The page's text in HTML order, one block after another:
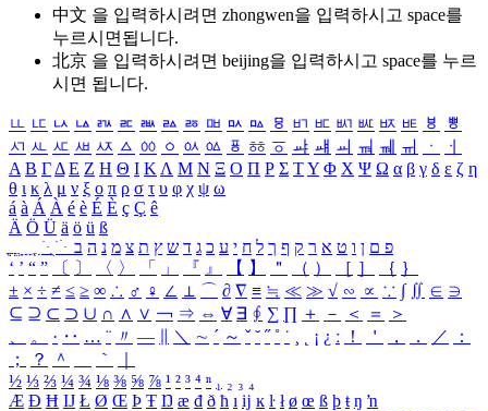
中文 을 입력하시려면 zhongwen을 입력하시고 space를
누르시면됩니다.
北京 을 입력하시려면 beijing을 입력하시고 space를 누르
시면 됩니다.
ㅥ ㅦ ㅧ ㅨ ㅩ ㅪ ㅫ ㅬ ㅭ ㅮ ㅯ ㅰ ㅱ ㅲ ㅳ ㅴ ㅵ ㅶ ㅷ ㅸ
ㅹ
ㅺ ㅻ ㅼ ㅽ ㅾ ㅿ ㆀ ㆁ ㆂ ㆃ ㆄ ㆅ ㆆ ㆇ ㆈ ㆉ ㆊ ㆋ ㆌ ㆍ
ㆎ
Α Β ΓΔ Ε Ζ Η Θ Ι ΚΛ Μ Ν Ξ Ο Π Ρ Σ ΤΥ Φ Χ Ψ Ω α β γ δ ε ζ η
θ ι κ λ μ ν ξ ο π ρ σ τ υ φ χ ψ ω
á à Á À é è É È ç Ç ê
Ä Ö Ü ä ö ü ß
ִֶֹ ֻּ ׁׂ פ ם ן ו ט א ר ק ף ך ל ח י ע כ ג ד ש ץ ת צ מ נ ה ב
‘ ’ “ ” 〔 〕 〈 〉 「 」 『 』 【 】 ＂ （ ） ［ ］ ｛ ｝
± × ÷ ≠ ≤ ≥ ∞ ∴ ♂ ♀ ∠ ⊥ ⌒ ∂ ∇ ≡ ≒ ≪ ≫ √ ∽ ∝ ∵ ∫ ∬ ∈ ∋
⊆ ⊇ ⊂ ⊃ ∪ ∩ ∧ ∨ ￢ ⇒ ⇔ ∀ ∃ ∮ ∑ ∏ ＋ － ＜ ＝
＞
、
。 · ‥ … ¨ 〃 ― ＼ ∼ ´ ～ ˇ ˘ ˝ ˚ ˙ ¸ ¡ ¿ ː ！ ＇ ， ． ／
：
；
？ ＾ ｀
½ ⅓ ⅔ ¼ ¾ ⅛ ⅜ ⅝ ⅞ ¹ ² ³ ⁴ ⁿ ₁ ₂ ₃ ₄
Æ Ð Ħ Ĳ Ł Ø Œ Þ Ŧ Ŋ æ đ ð ħ ı ĳ ĸ ŀ ł ø œ ß þ ŧ ŋ ŉ